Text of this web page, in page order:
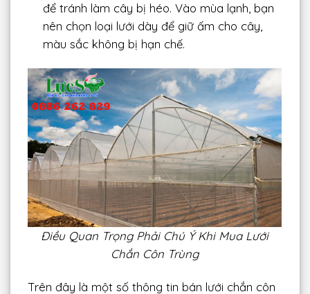
để tránh làm cây bị héo. Vào mùa lạnh, bạn
nên chọn loại lưới dày để giữ ấm cho cây,
màu sắc không bị hạn chế.
Điều Quan Trọng Phải Chú Ý Khi Mua Lưới
Chắn Côn Trùng
Trên đây là một số thông tin bán lưới chắn côn